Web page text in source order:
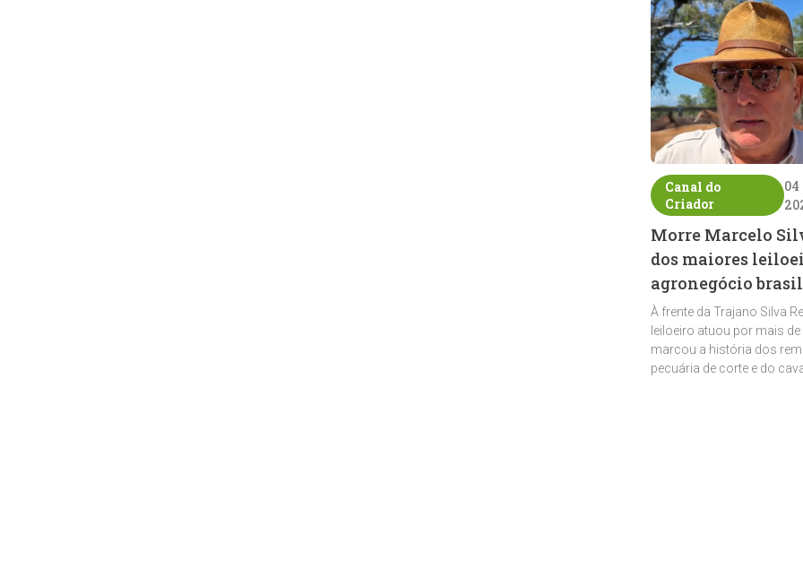
Canal do
Criador
04
Morre Marcelo
dos maiores
agronegócio
À frente da Trajano Silva
leiloeiro atuou por mais
marcou a história dos
pecuária de corte e do